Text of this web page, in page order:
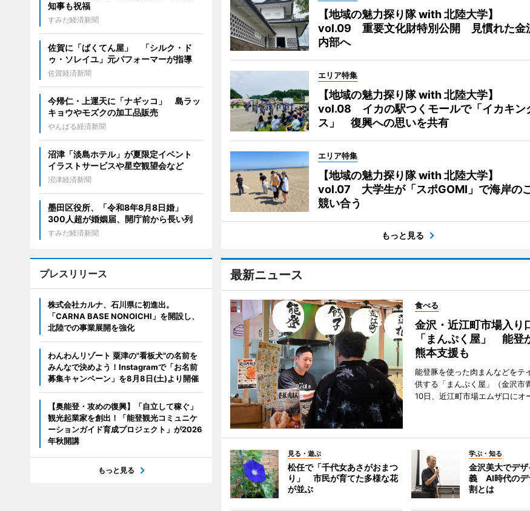
【地域の魅力探り隊 with 北陸大学】
vol.09 重要文化財特別公開 見慣れた金
内部へ
エリア特集
【地域の魅力探り隊 with 北陸大学】
vol.08 イカの駅つくモールで「イカキン
ス」 復興への思いを共有
エリア特集
【地域の魅力探り隊 with 北陸大学】
vol.07 大学生が「スポGOMI」で海岸の
競い合う
もっと見る
最新ニュース
食べる
金沢・近江町市場入り
「まんぷく屋」 能登
熊本支援も
能登豚を使った肉まんなどをテ
供する「まんぷく屋」（金沢市
10日、近江町市場エムザ口にオ
見る・遊ぶ
松任で「千代女あさがおまつ
り」 市民が育てた多様な花
が並ぶ
学ぶ・知る
金沢美大でデ
義 AI時代のデ
割とは
知事も祝福
すみだ経済新聞
佐賀に「ばくてん屋」 「シルク・ド
ゥ・ソレイユ」元パフォーマーが指導
佐賀経済新聞
今帰仁・上運天に「ナギッコ」 島ラッ
キョウやモズクの加工品販売
やんばる経済新聞
沼津「淡島ホテル」が夏限定イベント
イラストサービスや星空観望会など
沼津経済新聞
墨田区役所、「令和8年8月8日婚」
300人超が婚姻届、開庁前から長い列
すみだ経済新聞
プレスリリース
株式会社カルナ、石川県に初進出。
「CARNA BASE NONOICHI」を開設し、
北陸での事業展開を強化
わんわんリゾート 粟津の"看板犬"の名前を
みんなで決めよう！Instagramで「お名前
募集キャンペーン」を8月8日(土)より開催
【奥能登・攻めの復興】「自立して稼ぐ」
観光起業家を創出！「能登観光コミュニケ
ーションガイド育成プロジェクト」が2026
年秋開講
もっと見る